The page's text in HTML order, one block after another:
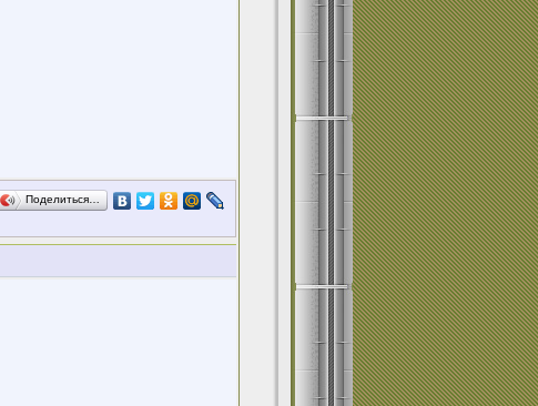
Поделиться…